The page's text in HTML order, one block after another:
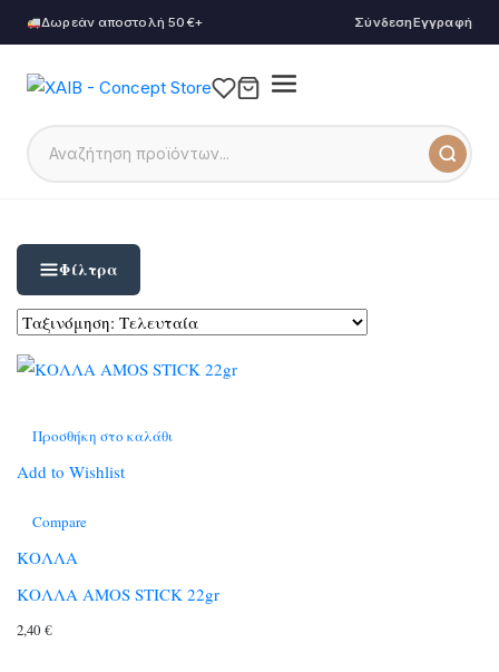
Δωρεάν αποστολή 50€+ ΣύνδεσηΕγγραφή
Φίλτρα
Προσθήκη στο καλάθι
Add to Wishlist
Compare
ΚΟΛΛΑ
ΚΟΛΛΑ AMOS STICK 22gr
2,40 €